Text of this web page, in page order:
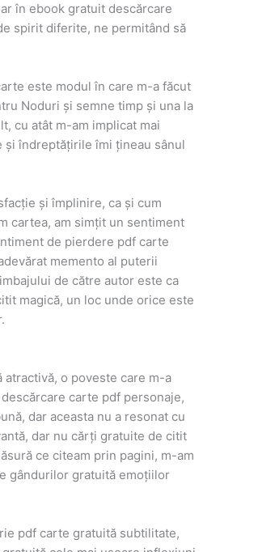
în ebook gratuit descărcare
spirit diferite, ne permitând să
este modul în care m-a făcut
Noduri și semne timp și una la
cu atât m-am implicat mai
îndreptățirile îmi țineau sânul
și împlinire, ca și cum
cartea, am simțit un sentiment
de pierdere pdf carte
memento al puterii
de către autor este ca
magică, un loc unde orice este
o poveste care m-a
carte pdf personaje,
dar aceasta nu a resonat cu
dar nu cărți gratuite de citit
ce citeam prin pagini, m-am
gândurilor gratuită emoțiilor
pdf carte gratuită subtilitate,